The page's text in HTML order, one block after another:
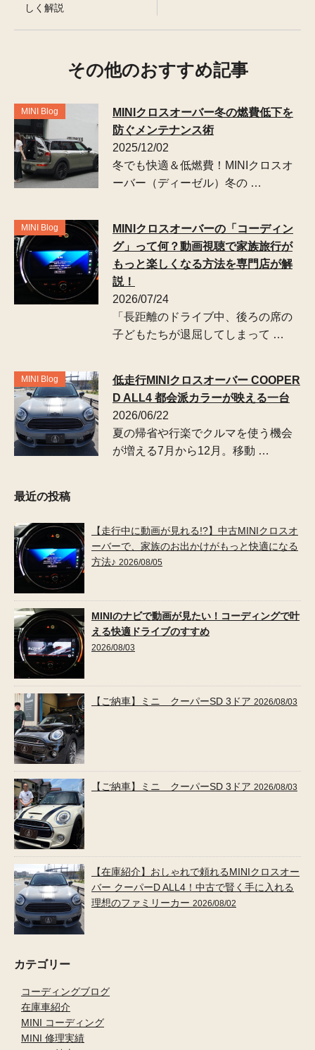
しく解説
その他のおすすめ記事
MINI Blog
MINIクロスオーバー冬の燃費低下を
防ぐメンテナンス術
2025/12/02
冬でも快適＆低燃費！MINIクロスオ
ーバー（ディーゼル）冬の …
MINI Blog
MINIクロスオーバーの「コーディン
グ」って何？動画視聴で家族旅行が
もっと楽しくなる方法を専門店が解
説！
2026/07/24
「長距離のドライブ中、後ろの席の
子どもたちが退屈してしまって …
MINI Blog
低走行MINIクロスオーバー COOPER
D ALL4 都会派カラーが映える一台
2026/06/22
夏の帰省や行楽でクルマを使う機会
が増える7月から12月。移動 …
最近の投稿
【走行中に動画が見れる!?】中古MINIクロスオ
ーバーで、家族のお出かけがもっと快適になる
方法♪ 2026/08/05
MINIのナビで動画が見たい！コーディングで叶
える快適ドライブのすすめ
2026/08/03
【ご納車】ミニ クーパーSD 3ドア 2026/08/03
【ご納車】ミニ クーパーSD 3ドア 2026/08/03
【在庫紹介】おしゃれで頼れるMINIクロスオー
バー クーパーD ALL4！中古で賢く手に入れる
理想のファミリーカー 2026/08/02
カテゴリー
コーディングブログ
在庫車紹介
MINI コーディング
MINI 修理実績